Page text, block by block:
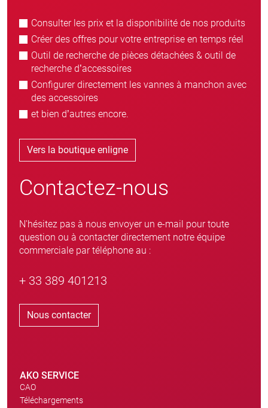
Consulter les prix et la disponibilité de nos produits
Créer des offres pour votre entreprise en temps réel
Outil de recherche de pièces détachées & outil de
recherche d’accessoires
Configurer directement les vannes à manchon avec
des accessoires
et bien d’autres encore.
Vers la boutique enligne
Contactez-nous
N'hésitez pas à nous envoyer un e-mail pour toute
question ou à contacter directement notre équipe
commerciale par téléphone au :
+ 33 389 401213
Nous contacter
AKO SERVICE
CAO
Téléchargements